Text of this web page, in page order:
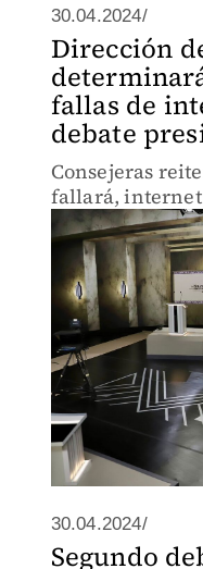
30.04.2024/
Dirección
fallas de
debate
Consejeras
fallará,
30.04.2024/
Segundo